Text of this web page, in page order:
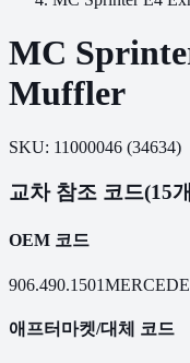
MC
Muffler
SKU: 11000046 (34634)
교차 참조 코드(15
OEM 코드
906.490.1501
애프터마켓/대체 코드